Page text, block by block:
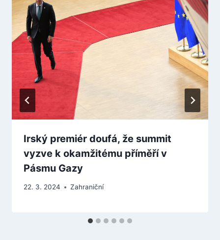
Irský premiér doufá, že summit
vyzve k okamžitému příměří v
Pásmu Gazy
22. 3. 2024 Zahraniční